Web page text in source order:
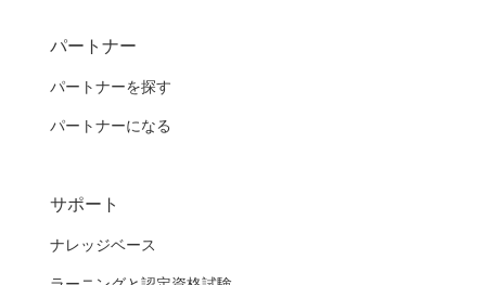
パートナー
パートナーを探す
パートナーになる
サポート
ナレッジベース